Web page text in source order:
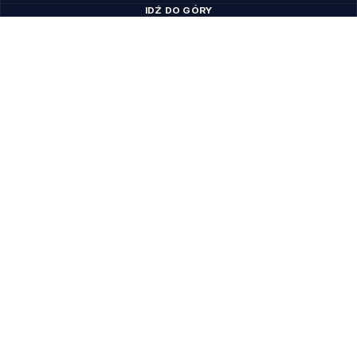
IDŹ DO GÓRY